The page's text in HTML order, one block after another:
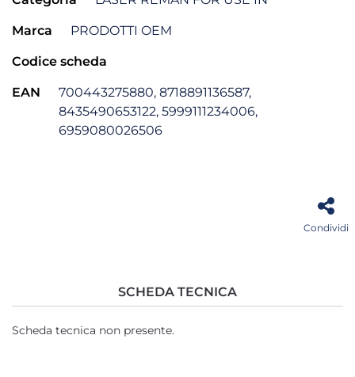
Marca PRODOTTI OEM
Codice scheda
EAN
700443275880, 8718891136587,
8435490653122, 5999111234006,
6959080026506
Condividi
SCHEDA TECNICA
Scheda tecnica non presente.